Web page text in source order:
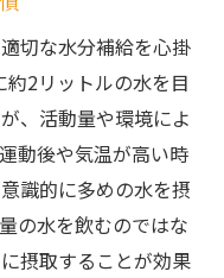
切な水分補給を心掛
約2リットルの水を目
、活動量や環境によ
動後や気温が高い時
識的に多めの水を摂
の水を飲むのではな
摂取することが効果